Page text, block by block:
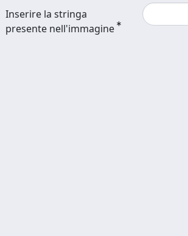
Inserire la stringa
presente nell'immagine